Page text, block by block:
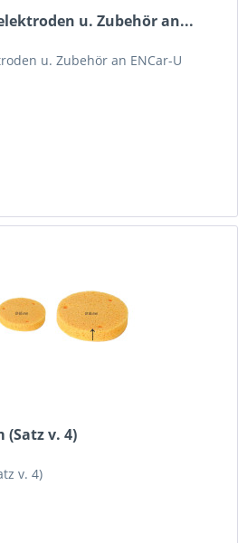
u. Zubehör an...
u. Zubehör an ENCar-U
v. 4)
v. 4)